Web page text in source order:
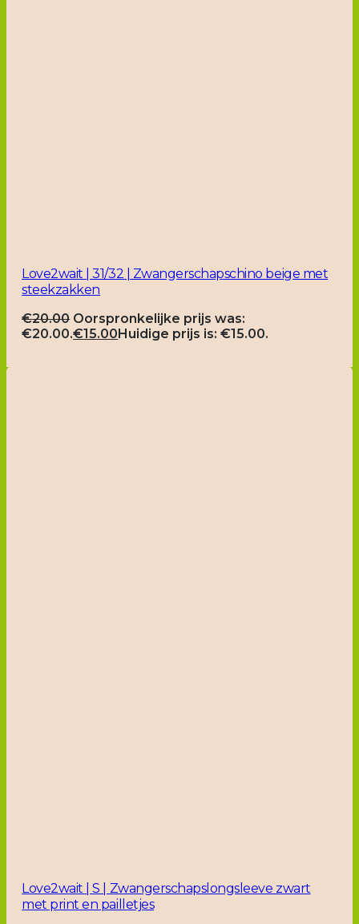
Love2wait | 31/32 | Zwangerschapschino beige met
steekzakken
€20.00 Oorspronkelijke prijs was:
€20.00.€15.00Huidige prijs is: €15.00.
Love2wait | S | Zwangerschapslongsleeve zwart
met print en pailletjes